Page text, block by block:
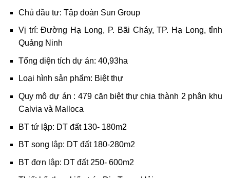
Chủ đầu tư: Tập đoàn Sun Group
Vị trí: Đường Hạ Long, P. Bãi Cháy, TP. Hạ Long, tỉnh
Quảng Ninh
Tổng diện tích dự án: 40,93ha
Loại hình sản phẩm: Biệt thự
Quy mô dự án : 479 căn biệt thự chia thành 2 phân khu
Calvia và Malloca
BT tứ lập: DT đất 130- 180m2
BT song lập: DT đất 180-280m2
BT đơn lập: DT đất 250- 600m2